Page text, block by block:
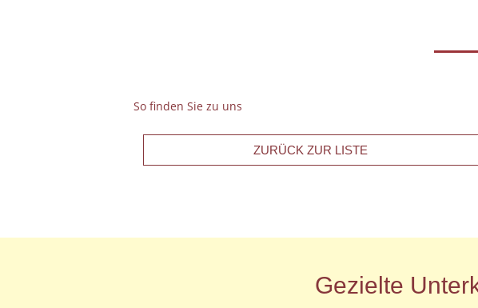
So finden Sie zu uns
ZURÜCK ZUR LISTE
Gezielte